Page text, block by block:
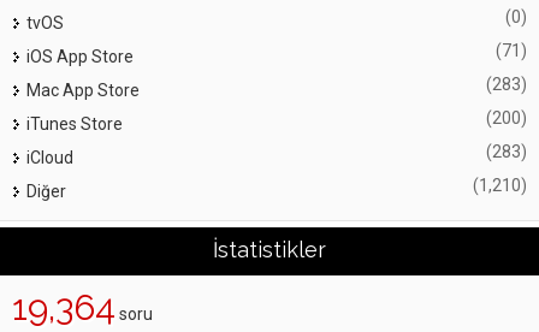
tvOS (0)
iOS App Store (71)
Mac App Store (283)
iTunes Store (200)
iCloud (283)
Diğer (1,210)
İstatistikler
19,364 soru